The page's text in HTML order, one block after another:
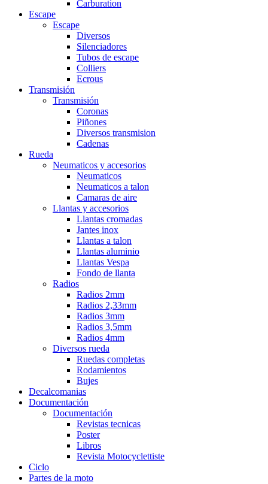
Carburation
Escape
Escape
Diversos
Silenciadores
Tubos de escape
Colliers
Ecrous
Transmisión
Transmisión
Coronas
Piñones
Diversos transmision
Cadenas
Rueda
Neumaticos y accesorios
Neumaticos
Neumaticos a talon
Camaras de aire
Llantas y accesorios
Llantas cromadas
Jantes inox
Llantas a talon
Llantas aluminio
Llantas Vespa
Fondo de llanta
Radios
Radios 2mm
Radios 2,33mm
Radios 3mm
Radios 3,5mm
Radios 4mm
Diversos rueda
Ruedas completas
Rodamientos
Bujes
Decalcomanias
Documentación
Documentación
Revistas tecnicas
Poster
Libros
Revista Motocyclettiste
Ciclo
Partes de la moto